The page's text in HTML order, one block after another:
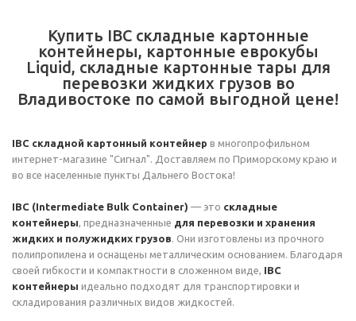
Купить IBC складные картонные
контейнеры, картонные еврокубы
Liquid, складные картонные тары для
перевозки жидких грузов во
Владивостоке по самой выгодной цене!
IBC складной картонный контейнер в многопрофильном
интернет-магазине "Сигнал". Доставляем по Приморскому краю и
во все населенные пункты Дальнего Востока!
IBC (Intermediate Bulk Container) — это складные
контейнеры , предназначенные для перевозки и хранения
жидких и полужидких грузов . Они изготовлены из прочного
полипропилена и оснащены металлическим основанием. Благодаря
своей гибкости и компактности в сложенном виде, IBC
контейнеры идеально подходят для транспортировки и
складирования различных видов жидкостей.